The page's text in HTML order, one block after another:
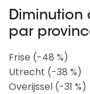
Diminution
par
Frise (-48 %)
Utrecht (-38 %)
Overijssel (-31 %)